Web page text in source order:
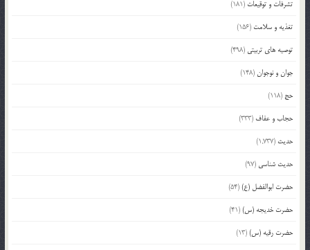
تشرفات و توقیعات (181)
تغذیه و سلامت (156)
توصیه های تربیتی (498)
جوان و نوجوان(148)
حج (118)
حجاب و عفاف (333)
حدیث (1,737)
حدیث شناسی (97)
حضرت ابوالفضل (ع)(54)
حضرت خدیجه (س)(41)
حضرت رقیه (س)(13)